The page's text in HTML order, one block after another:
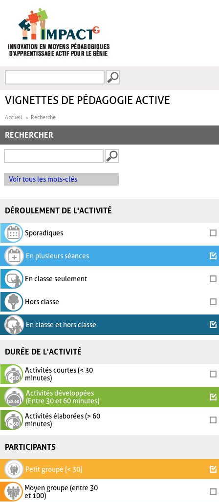
FORMULAIRE DE
VIGNETTES DE PÉDAGOGIE ACTIVE
Accueil Recherche
RECHERCHER
Voir tous les mots-clés
DÉROULEMENT DE L'ACTIVITÉ
Sporadiques
En plusieurs séances
En classe seulement
Hors classe
En classe et hors classe
DURÉE DE L'ACTIVITÉ
Activités courtes (< 30
minutes)
Activités développées
(Entre 30 et 60 minutes)
Activités élaborées (> 60
minutes)
PARTICIPANTS
Petit groupe (< 30)
Moyen groupe (entre 30
et 100)